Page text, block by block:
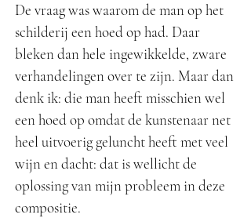
De vraag was waarom de man op het
schilderij een hoed op had. Daar
bleken dan hele ingewikkelde, zware
verhandelingen over te zijn. Maar dan
denk ik: die man heeft misschien wel
een hoed op omdat de kunstenaar net
heel uitvoerig geluncht heeft met veel
wijn en dacht: dat is wellicht de
oplossing van mijn probleem in deze
compositie.